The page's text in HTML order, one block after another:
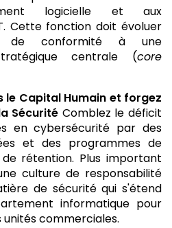
logicielle et aux
Cette fonction doit évoluer
de conformité à une
centrale (core
le Capital Humain et forgez
Sécurité Comblez le déficit
en cybersécurité par des
et des programmes de
rétention. Plus important
culture de responsabilité
de sécurité qui s'étend
informatique pour
commerciales.